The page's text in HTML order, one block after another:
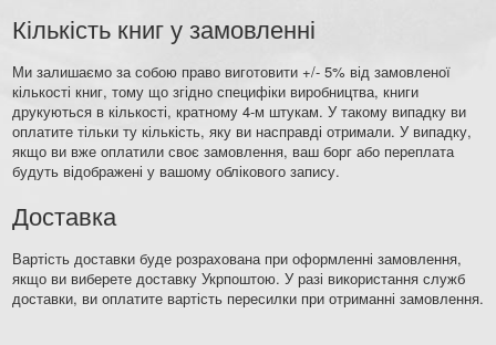
Кількість книг у замовленні
Ми залишаємо за собою право виготовити +/- 5% від замовленої
кількості книг, тому що згідно специфіки виробництва, книги
друкуються в кількості, кратному 4-м штукам. У такому випадку ви
оплатите тільки ту кількість, яку ви насправді отримали. У випадку,
якщо ви вже оплатили своє замовлення, ваш борг або переплата
будуть відображені у вашому облікового запису.
Доставка
Вартість доставки буде розрахована при оформленні замовлення,
якщо ви виберете доставку Укрпоштою. У разі використання служб
доставки, ви оплатите вартість пересилки при отриманні замовлення.